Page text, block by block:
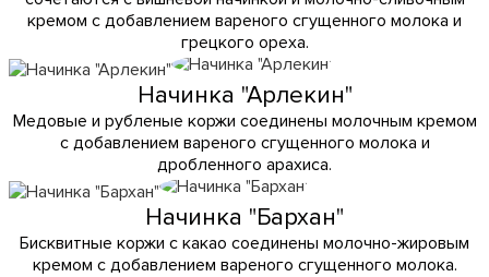
кремом с добавлением вареного сгущенного молока и
грецкого ореха.
Начинка "Арлекин"
Медовые и рубленые коржи соединены молочным кремом
с добавлением вареного сгущенного молока и
дробленного арахиса.
Начинка "Бархан"
Бисквитные коржи с какао соединены молочно-жировым
кремом с добавлением вареного сгущенного молока.